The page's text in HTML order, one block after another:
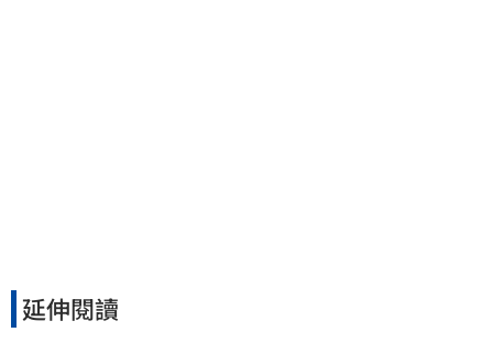
延伸閱讀